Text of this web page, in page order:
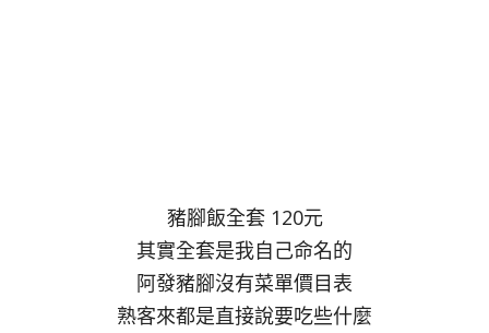
豬腳飯全套 120元
其實全套是我自己命名的
阿發豬腳沒有菜單價目表
熟客來都是直接說要吃些什麼